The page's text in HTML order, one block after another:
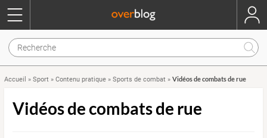
Accueil » Sport » Contenu pratique » Sports de combat » Vidéos de combats de rue
Vidéos de combats de rue